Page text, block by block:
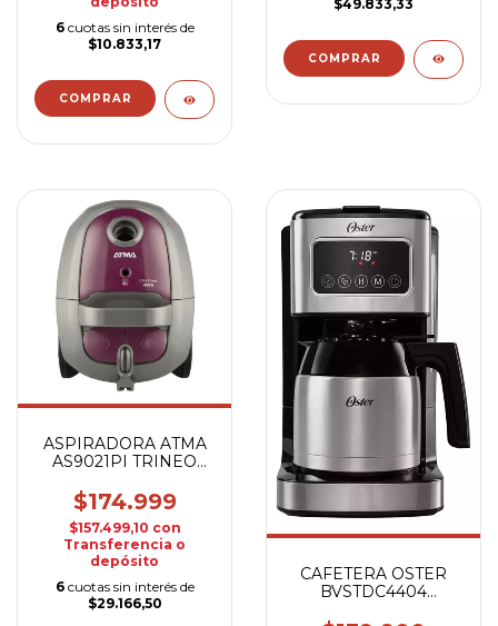
6 cuotas sin interés de
$10.833,17
$49.833,33
ASPIRADORA ATMA
AS9021PI TRINEO
$174.999
$157.499,10 con
Transferencia o
depósito
6 cuotas sin interés de
$29.166,50
CAFETERA OSTER
BVSTDC4404